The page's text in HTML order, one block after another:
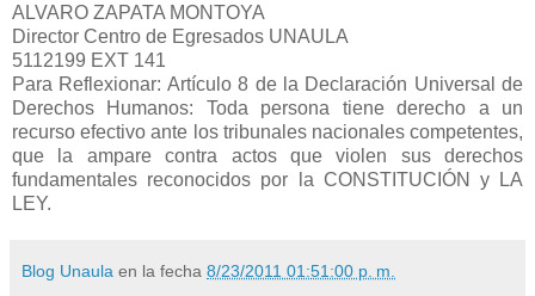
ALVARO ZAPATA MONTOYA
Director Centro de Egresados UNAULA
5112199 EXT 141
Para Reflexionar: Artículo 8 de la Declaración Universal de
Derechos Humanos: Toda persona tiene derecho a un
recurso efectivo ante los tribunales nacionales competentes,
que la ampare contra actos que violen sus derechos
fundamentales reconocidos por la CONSTITUCIÓN y LA
LEY.
Blog Unaula en la fecha 8/23/2011 01:51:00 p. m.